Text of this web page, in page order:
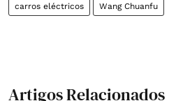
carros eléctricos Wang Chuanfu
Artigos Relacionados